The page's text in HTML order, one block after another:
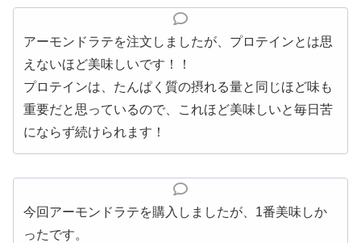
アーモンドラテを注文しましたが、プロテインとは思
えないほど美味しいです！！
プロテインは、たんぱく質の摂れる量と同じほど味も
重要だと思っているので、これほど美味しいと毎日苦
にならず続けられます！
今回アーモンドラテを購入しましたが、1番美味しか
ったです。